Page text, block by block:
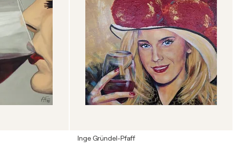
Inge Gründel-Pfaff